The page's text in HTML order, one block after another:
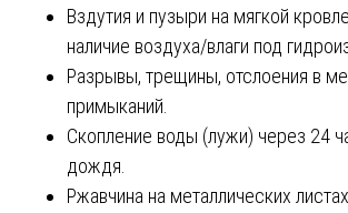
Вздутия и пузыри на мягкой
наличие воздуха/влаги под
Разрывы, трещины, отслоения в
примыканий.
Скопление воды (лужи) через 24
дождя.
Ржавчина на металлических